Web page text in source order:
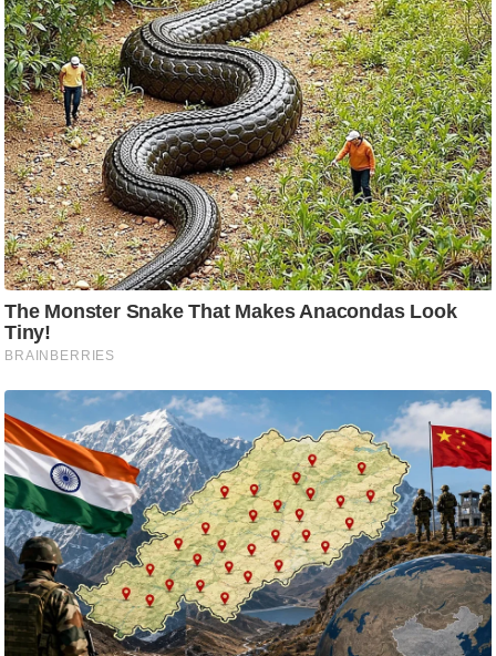
ट
न
स्थ
ल
फि
ट
ने
स
मं
त्रा
रि
ले
शि
प
रा
ज
नी
ति
वि
श्ले